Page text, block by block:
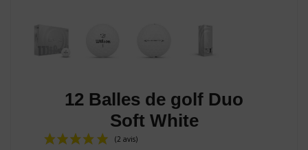
12 Balles de golf Duo
Soft White